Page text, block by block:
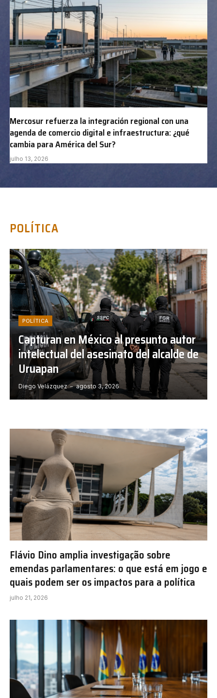
Mercosur refuerza la integración regional con una
agenda de comercio digital e infraestructura: ¿qué
cambia para América del Sur?
julho 13, 2026
POLÍTICA
POLÍTICA
Capturan en México al presunto autor
intelectual del asesinato del alcalde de
Uruapan
Diego Velázquez agosto 3, 2026
Flávio Dino amplia investigação sobre
emendas parlamentares: o que está em jogo e
quais podem ser os impactos para a política
julho 21, 2026